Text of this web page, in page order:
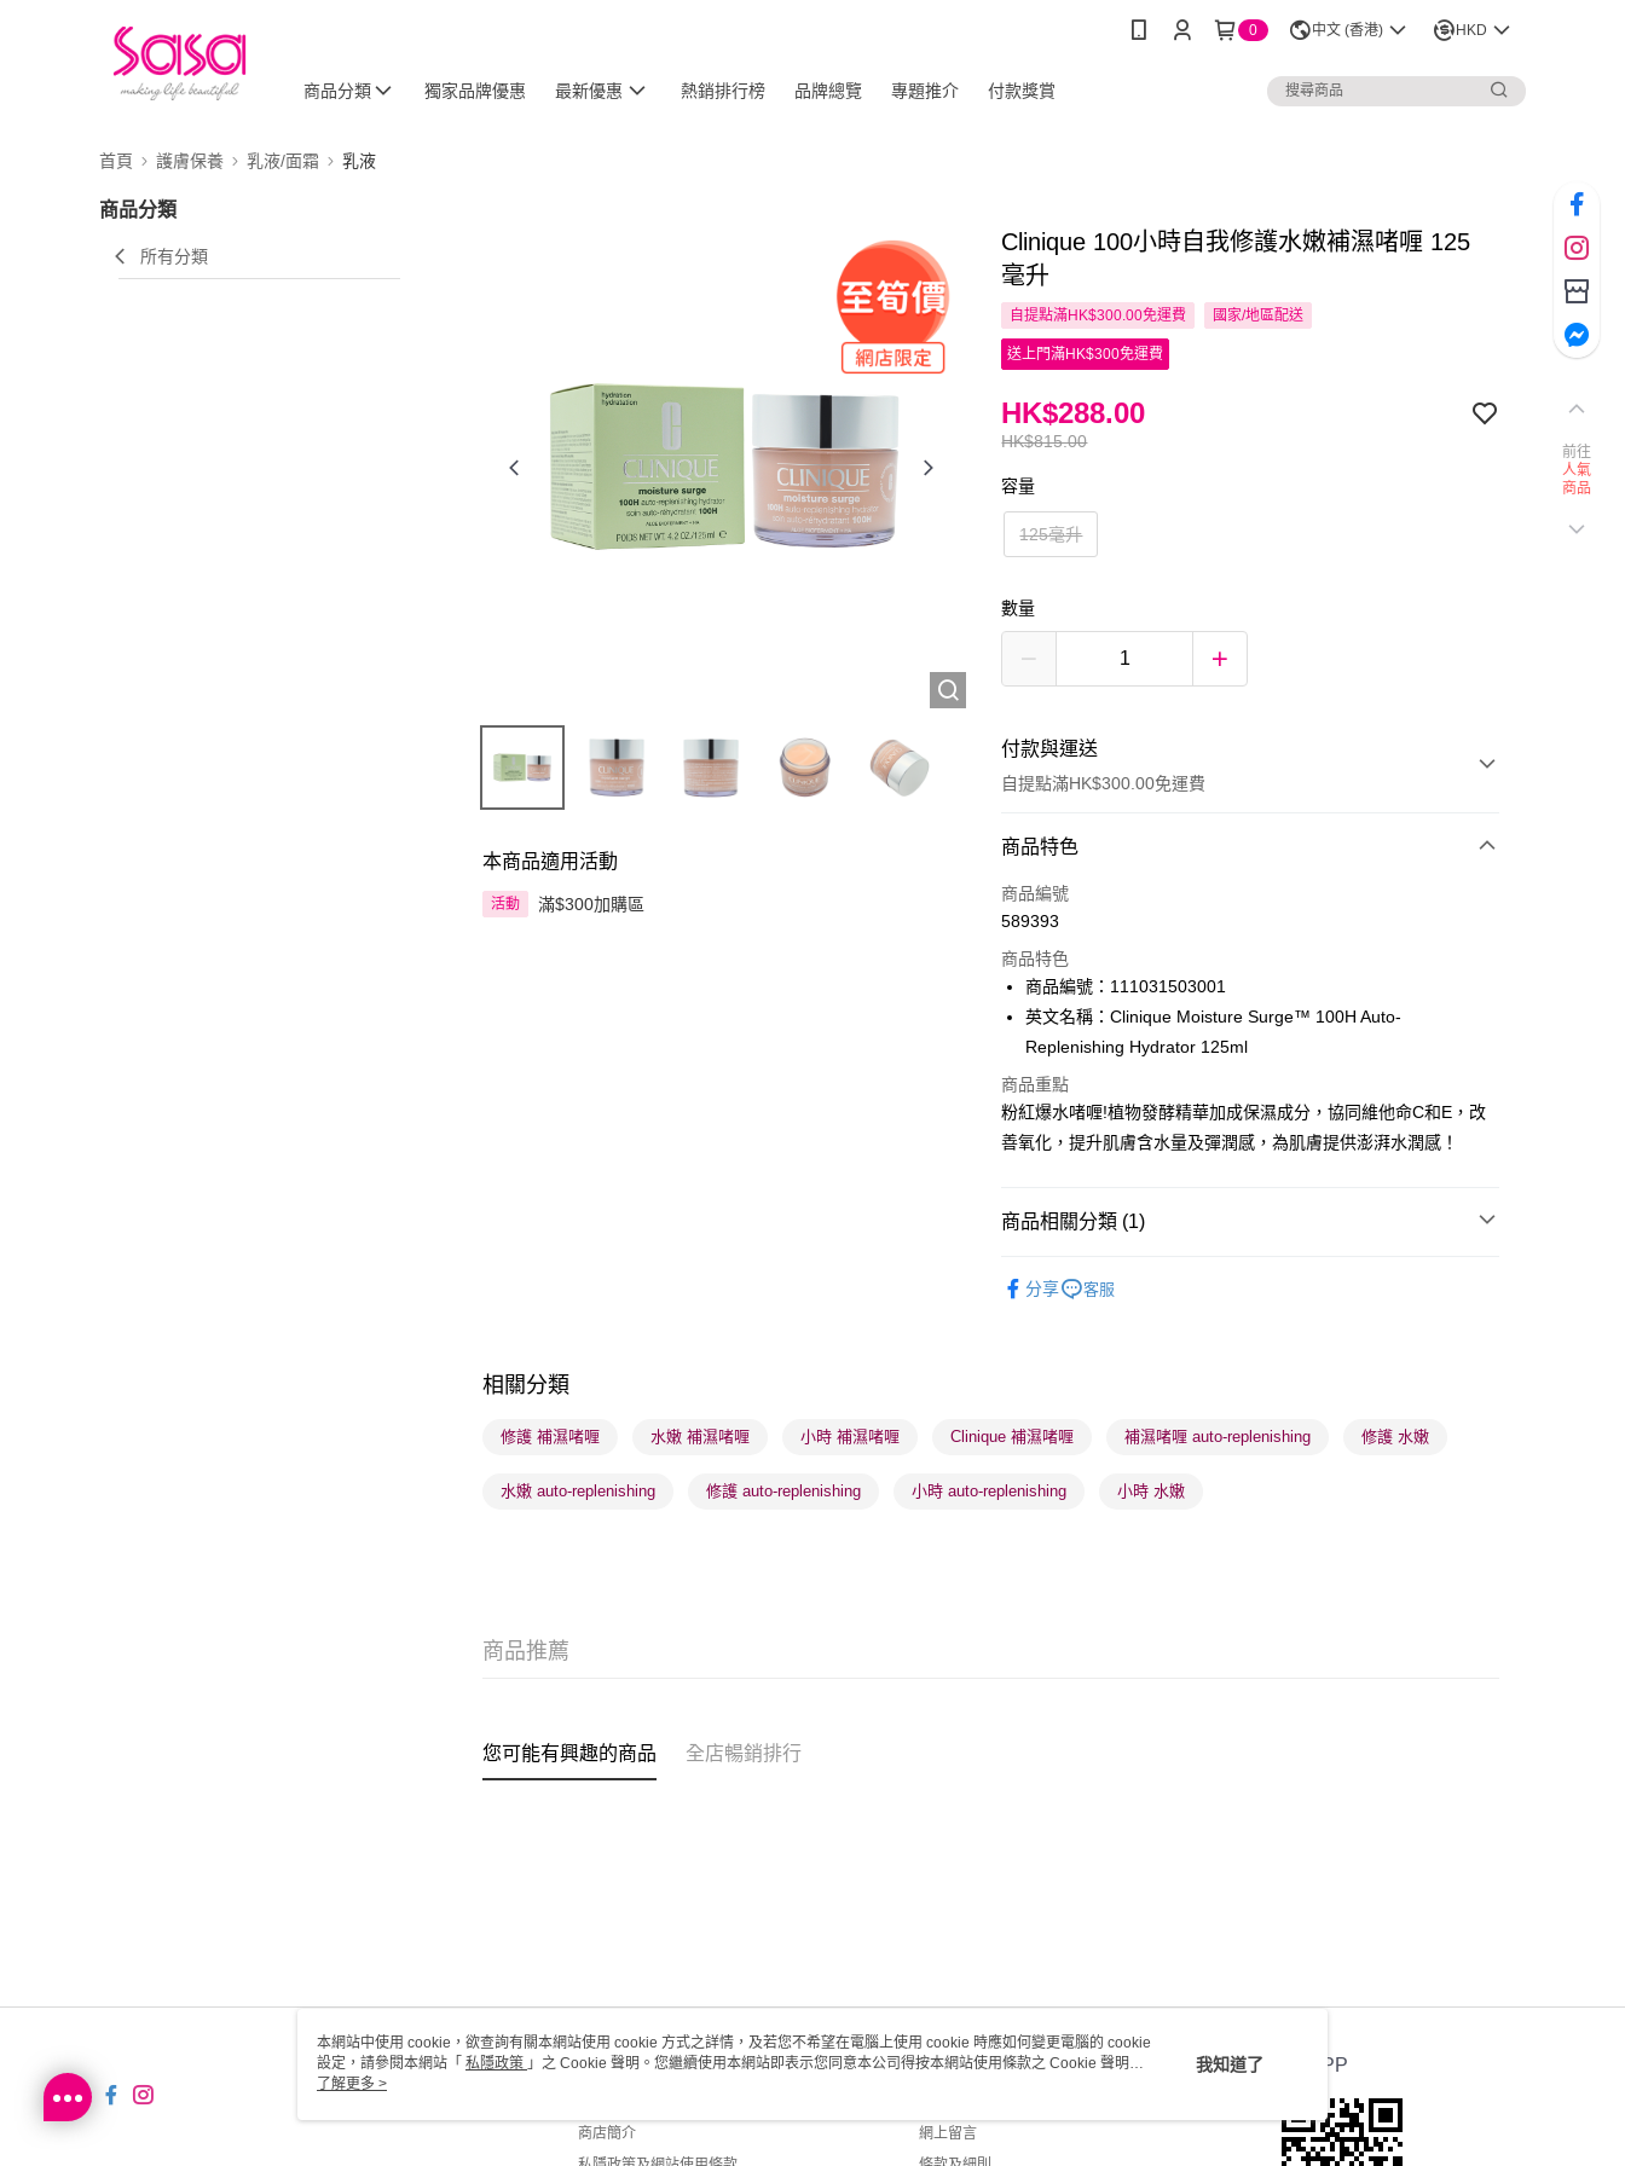
0 中文 (香港) HKD
商品分類 獨家品牌優惠 最新優惠 熱銷排行榜 品牌總覽 專題推介 付款獎賞
首頁 護膚保養 乳液/面霜 乳液
商品分類
所有分類
本商品適用活動
活動 滿$300加購區
Clinique 100小時自我修護水嫩補濕啫喱 125
毫升
自提點滿HK$300.00免運費 國家/地區配送
送上門滿HK$300免運費
HK$815.00
HK$288.00
容量
125毫升
數量
付款與運送
自提點滿HK$300.00免運費
付款方式
信用卡
AlipayHK
PayMe
BoC Pay
順豐自助櫃 - 確認發貨後1-3個工作天送達
(香港門市) 只顯示可選門市。確認發貨後2-5個工作天到店，3天內
商品特色
商品編號
589393
商品特色
商品編號：111031503001
英文名稱：Clinique Moisture Surge™ 100H Auto-
Replenishing Hydrator 125ml
商品重點
粉紅爆水啫喱!植物發酵精華加成保濕成分，協同維他命C和E，改
善氧化，提升肌膚含水量及彈潤感，為肌膚提供澎湃水潤感！
商品相關分類 (1)
分享
客服
相關分類
修護 補濕啫喱 水嫩 補濕啫喱 小時 補濕啫喱 Clinique 補濕啫喱 補濕啫喱 auto-replenishing 修護 水嫩
水嫩 auto-replenishing 修護 auto-replenishing 小時 auto-replenishing 小時 水嫩
商品推薦
您可能有興趣的商品 全店暢銷排行
關於我們
商店簡介
客戶服務
網上留言
官方APP
前往
人氣
商品
本網站中使用 cookie，欲查詢有關本網站使用 cookie 方式之詳情，及若您不希望在電腦上使用 cookie 時應如何變更電腦的 cookie
設定，請參閱本網站「 私隱政策 」之 Cookie 聲明。您繼續使用本網站即表示您同意本公司得按本網站使用條款之 Cookie 聲明使
用 cookie。
了解更多 >
我知道了